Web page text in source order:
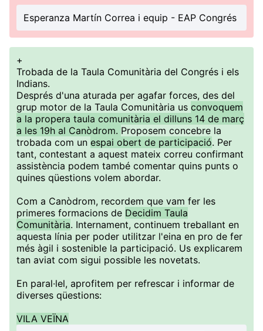
Esperanza Martín Correa i equip - EAP Congrés
+
Trobada de la Taula Comunitària del Congrés i els
Indians.
Després d'una aturada per agafar forces, des del
grup motor de la Taula Comunitària us convoquem
a la propera taula comunitària el dilluns 14 de març
a les 19h al Canòdrom. Proposem concebre la
trobada com un espai obert de participació. Per
tant, contestant a aquest mateix correu confirmant
assistència podem també comentar quins punts o
quines qüestions volem abordar.
Com a Canòdrom, recordem que vam fer les
primeres formacions de Decidim Taula
Comunitària. Internament, continuem treballant en
aquesta línia per poder utilitzar l'eina en pro de fer
més àgil i sostenible la participació. Us explicarem
tan aviat com sigui possible les novetats.
En paral·lel, aprofitem per refrescar i informar de
diverses qüestions:
VILA VEÏNA